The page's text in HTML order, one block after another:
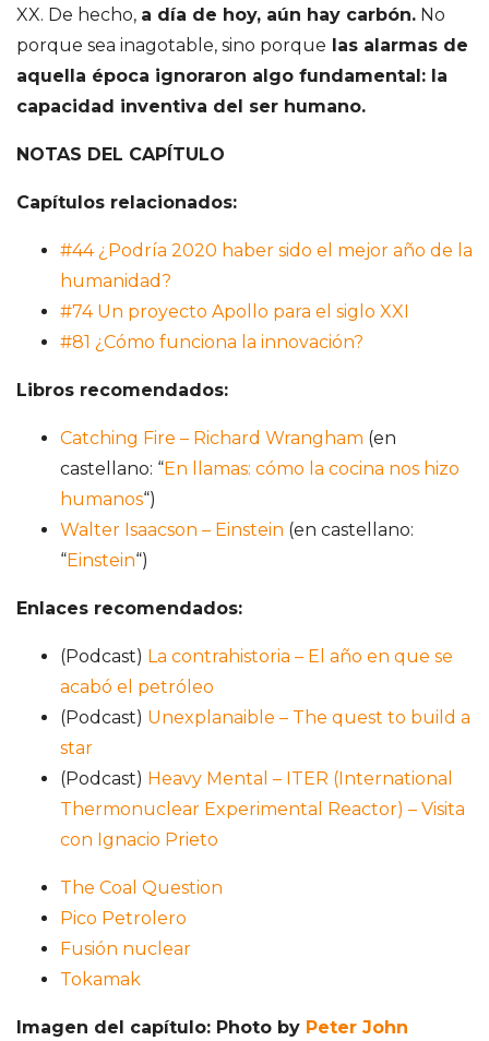
XX. De hecho, a día de hoy, aún hay carbón. No
porque sea inagotable, sino porque las alarmas de
aquella época ignoraron algo fundamental: la
capacidad inventiva del ser humano.
NOTAS DEL CAPÍTULO
Capítulos relacionados:
#44 ¿Podría 2020 haber sido el mejor año de la
humanidad?
#74 Un proyecto Apollo para el siglo XXI
#81 ¿Cómo funciona la innovación?
Libros recomendados:
Catching Fire – Richard Wrangham (en
castellano: “En llamas: cómo la cocina nos hizo
humanos“)
Walter Isaacson – Einstein (en castellano:
“Einstein“)
Enlaces recomendados:
(Podcast) La contrahistoria – El año en que se
acabó el petróleo
(Podcast) Unexplanaible – The quest to build a
star
(Podcast) Heavy Mental – ITER (International
Thermonuclear Experimental Reactor) – Visita
con Ignacio Prieto
The Coal Question
Pico Petrolero
Fusión nuclear
Tokamak
Imagen del capítulo: Photo by Peter John